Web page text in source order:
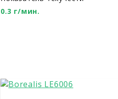
0.3 г/мин.